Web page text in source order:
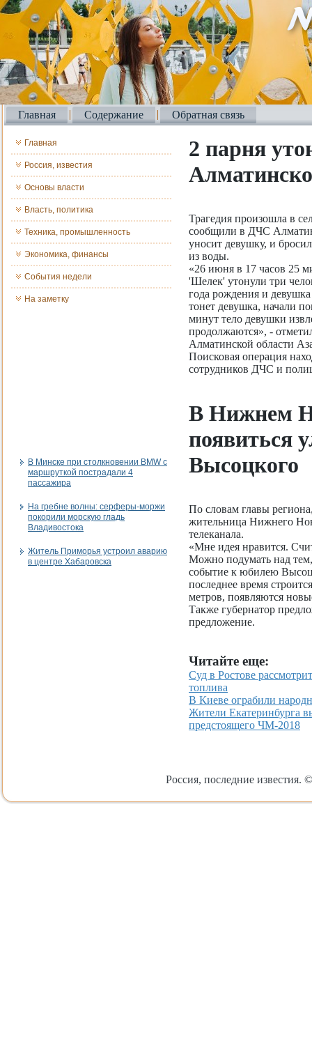
Главная Содержание Обратная связь
Главная
Россия, известия
Основы власти
Власть, политика
Техника, промышленность
Экономика, финансы
События недели
На заметку
В Минске при столкновении BMW с
маршруткой пострадали 4
пассажира
На гребне волны: серферы-моржи
покорили морскую гладь
Владивостока
Житель Приморья устроил аварию
в центре Хабаровска
2 парня
Трагедия произошла в
сообщили в ДЧС
уносит девушку, и
из воды.
«26 июня в 17 часов 25
'Шелек' утонули три
года рождения и
тонет девушка, начали
минут тело девушки
продолжаются», -
Алматинской области
Поисковая операция
сотрудников ДЧС и
В Нижнем
появиться
Высоцкого
По словам главы
жительница Нижнего
телеканала.
«Мне идея нравится.
Можно подумать над тем,
событие к юбилею
последнее время
метров, появляются
Также губернатор
предложение.
Читайте еще:
Суд в Ростове
топлива
В Киеве ограбили
Жители Екатеринбурга
предстоящего ЧМ-2018
Россия, последние известия.